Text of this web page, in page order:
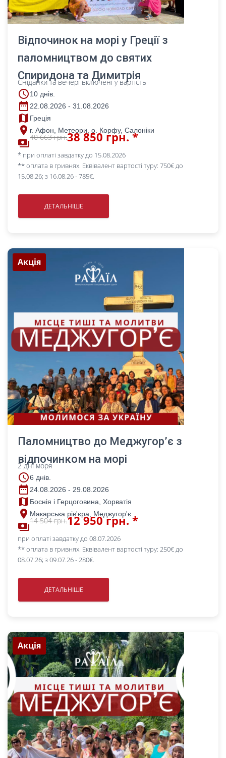
Відпочинок на морі у Греції з
паломництвом до святих
Спиридона та Димитрія
Сніданки та вечері включені у вартість
access_time10 днів.
date_range 22.08.2026 - 31.08.2026
map Греція
place г. Афон, Метеори, о. Корфу, Салоніки
payments
40 663 грн.38 850 грн. *
* при оплаті завдатку до 15.08.2026
** оплата в гривнях. Еквівалент вартості туру: 750€ до
15.08.26; з 16.08.26 - 785€.
ДЕТАЛЬНІШЕ
Акція
Паломництво до Меджугор’є з
відпочинком на морі
2 дні моря
access_time6 днів.
date_range 24.08.2026 - 29.08.2026
map Боснія і Герцоговина, Хорватія
place Макарська рів'єра, Меджугор'є
payments
14 504 грн.12 950 грн. *
при оплаті завдатку до 08.07.2026
** оплата в гривнях. Еквівалент вартості туру: 250€ до
08.07.26; з 09.07.26 - 280€.
ДЕТАЛЬНІШЕ
Акція